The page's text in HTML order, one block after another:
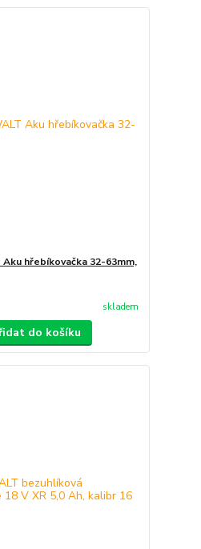
Aku hřebíkovačka 32-63mm,
skladem
do košíku